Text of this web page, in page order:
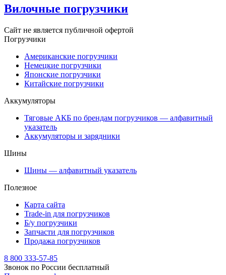
Вилочные погрузчики
Сайт не является публичной офертой
Погрузчики
Американские погрузчики
Немецкие погрузчики
Японские погрузчики
Китайские погрузчики
Аккумуляторы
Тяговые АКБ по брендам погрузчиков — алфавитный
указатель
Аккумуляторы и зарядники
Шины
Шины — алфавитный указатель
Полезное
Карта сайта
Trade-in для погрузчиков
Б/у погрузчики
Запчасти для погрузчиков
Продажа погрузчиков
8 800 333-57-85
Звонок по России бесплатный